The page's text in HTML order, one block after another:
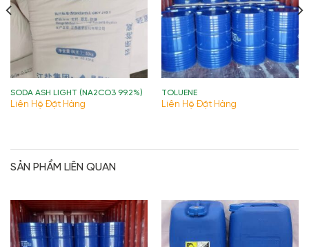
SODA ASH LIGHT (NA2CO3 99.2%)
Liên Hệ Đặt Hàng
TOLUENE
Liên Hệ Đặt Hàng
SẢN PHẨM LIÊN QUAN